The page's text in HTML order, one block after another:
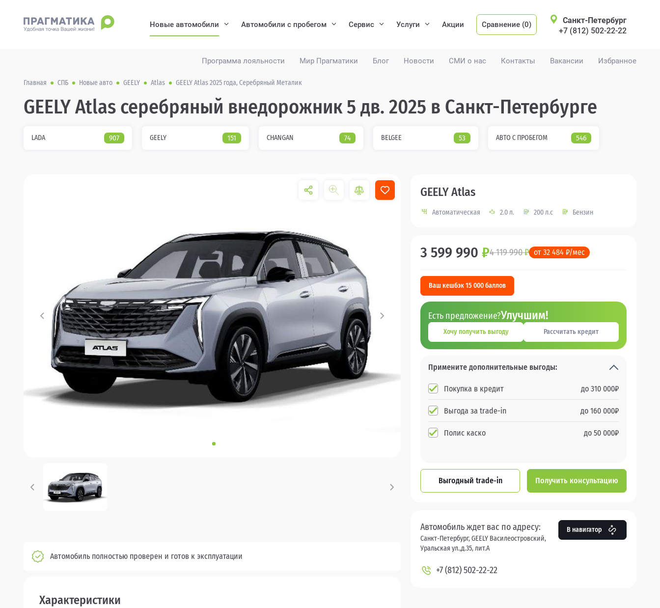
Программа лояльности Мир Прагматики Блог Новости СМИ о нас Контакты Вакансии Избранное
Новые автомобили Автомобили с пробегом Сервис Услуги Акции Сравнение (0)
Санкт-Петербург
+7 (812) 502-22-22
Главная СПБ Новые авто GEELY Atlas GEELY Atlas 2025 года, Серебряный Металик
GEELY Atlas серебряный внедорожник 5 дв. 2025 в Санкт-Петербурге
LADA 907 GEELY 151 CHANGAN 74 BELGEE 53 АВТО С ПРОБЕГОМ 546
Автомобиль полностью проверен и готов к эксплуатации
Характеристики
GEELY Atlas
Автоматическая 2.0 л. 200 л.с Бензин
3 599 990 ₽4 119 990₽ от 32 484 ₽/мес
Ваш кешбэк 15 000 баллов
Есть предложение?Улучшим!
Хочу получить выгоду Рассчитать кредит
Примените дополнительные выгоды:
Покупка в кредит до 310 000₽
Выгода за trade-in до 160 000₽
Полис каско до 50 000₽
Выгодный trade-in Получить консультацию
Автомобиль ждет вас по адресу:
Санкт-Петербург, GEELY Василеостровский,
Уральская ул.,д.35, лит.А
В навигатор
+7 (812) 502-22-22